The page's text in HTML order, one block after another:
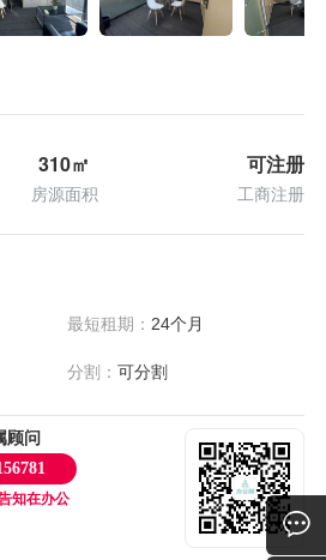
310㎡
房源面积
可注册
工商注册
最短租期： 24个月
分割：可分割
顾问
知在办公